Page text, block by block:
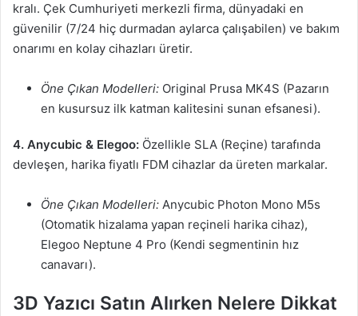
kralı. Çek Cumhuriyeti merkezli firma, dünyadaki en
güvenilir (7/24 hiç durmadan aylarca çalışabilen) ve bakım
onarımı en kolay cihazları üretir.
Öne Çıkan Modelleri: Original Prusa MK4S (Pazarın
en kusursuz ilk katman kalitesini sunan efsanesi).
4. Anycubic & Elegoo: Özellikle SLA (Reçine) tarafında
devleşen, harika fiyatlı FDM cihazlar da üreten markalar.
Öne Çıkan Modelleri: Anycubic Photon Mono M5s
(Otomatik hizalama yapan reçineli harika cihaz),
Elegoo Neptune 4 Pro (Kendi segmentinin hız
canavarı).
3D Yazıcı Satın Alırken Nelere Dikkat